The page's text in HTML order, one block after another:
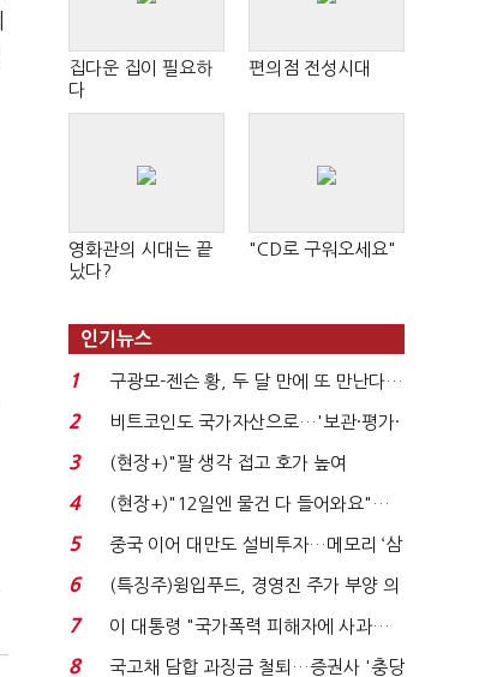
집다운 집이 필요하
다
편의점 전성시대
영화관의 시대는 끝
났다?
"CD로 구워오세요"
인기뉴스
1
구광모-젠슨 황, 두 달 만에 또 만난다…
로봇·AI 등 논...
2
비트코인도 국가자산으로…'보관·평가·
처분' 기준은 ...
3
(현장+)"팔 생각 접고 호가 높여
요"…'덜 똘똘한 한 채' 20...
4
(현장+)"12일엔 물건 다 들어와요"…
빈 매대 채우며 문 연 ...
5
중국 이어 대만도 설비투자…메모리 ‘삼
국전쟁’
6
(특징주)윙입푸드, 경영진 주가 부양 의
지에 상한가...
7
이 대통령 "국가폭력 피해자에 사과…
적극적 조사로 진...
8
국고채 담합 과징금 철퇴…증권사 '충당